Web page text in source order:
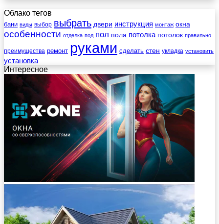
Облако тегов
бани виды выбор выбрать двери инструкция монтаж окна
особенности отделка под пол пола потолка потолок правильно
преимущества ремонт руками сделать стен укладка установить
установка
Интересное